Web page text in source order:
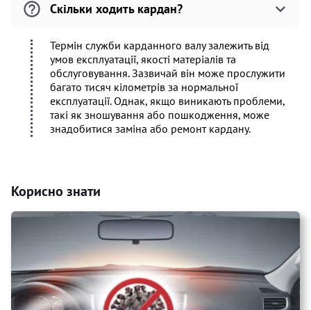
Скільки ходить кардан?
Термін служби карданного валу залежить від
умов експлуатації, якості матеріалів та
обслуговування. Зазвичай він може прослужити
багато тисяч кілометрів за нормальної
експлуатації. Однак, якщо виникають проблеми,
такі як зношування або пошкодження, може
знадобитися заміна або ремонт кардану.
Корисно знати